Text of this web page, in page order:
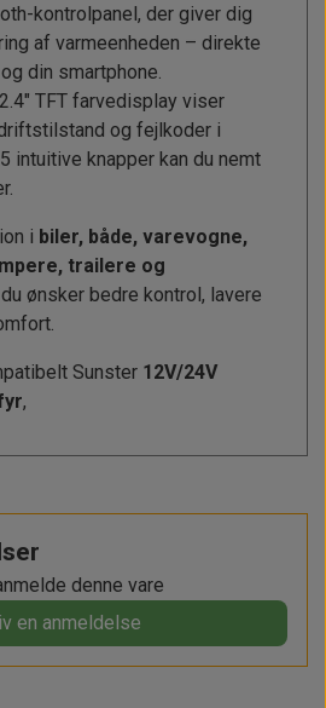
kontrolpanel, der giver dig
af varmeenheden – direkte
din smartphone.
TFT farvedisplay viser
og fejlkoder i
intuitive knapper kan du nemt
i biler, både, varevogne,
trailere og
ønsker bedre kontrol, lavere
Sunster 12V/24V
,
denne vare
en anmeldelse